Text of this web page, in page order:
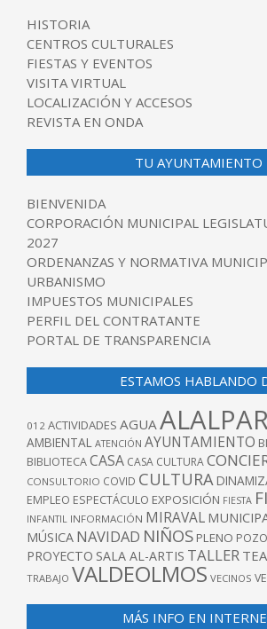
HISTORIA
CENTROS CULTURALES
FIESTAS Y EVENTOS
VISITA VIRTUAL
LOCALIZACIÓN Y ACCESOS
REVISTA EN ONDA
TU AYUNTAMIENTO
BIENVENIDA
CORPORACIÓN MUNICIPAL
2027
ORDENANZAS Y NORMATIVA
URBANISMO
IMPUESTOS MUNICIPALES
PERFIL DEL CONTRATANTE
PORTAL DE TRANSPARENCIA
ESTAMOS HABLANDO
012 ACTIVIDADES AGUA
AMBIENTAL ATENCIÓN AYUNTAMIENTO
BIBLIOTECACASA CASA CULTURA
CONSULTORIO COVID CULTURA
EMPLEO ESPECTÁCULO EXPOSICIÓN FIESTA
INFANTIL INFORMACIÓN MIRAVAL
MÚSICA NAVIDAD NIÑOS PLENO POZO
PROYECTO SALA AL-ARTIS TALLER
TRABAJO VALDEOLMOS VECINOS
MÁS INFO EN